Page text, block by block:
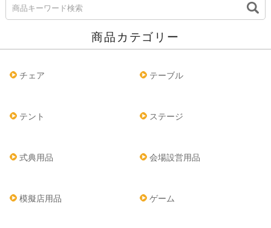
商品カテゴリー
チェア テーブル
テント ステージ
式典用品 会場設営用品
模擬店用品 ゲーム